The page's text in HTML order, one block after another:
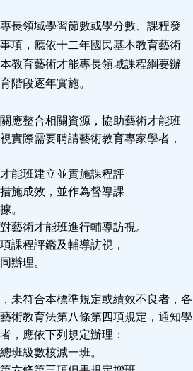
長領域學習節數或學分數、課程發
項，應依十二年國民基本教育藝術
教育藝術才能專長領域課程綱要辦
階段逐年實施。
整合相關資源，協助藝術才能班
實際需要聘請藝術教育專家學者，
能班建立並實施課程評
施成效，並作為督導課
。
術才能班進行輔導訪視。
程評鑑及輔導訪視，
辦理。
符合本標準規定或績效不良者，各
術教育法第八條第四項規定，通知學
，應依下列規定辦理：
班級數核減一班。